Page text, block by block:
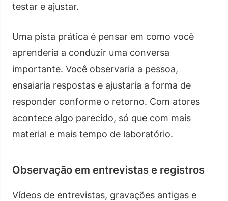
testar e ajustar.
Uma pista prática é pensar em como você
aprenderia a conduzir uma conversa
importante. Você observaria a pessoa,
ensaiaria respostas e ajustaria a forma de
responder conforme o retorno. Com atores
acontece algo parecido, só que com mais
material e mais tempo de laboratório.
Observação em entrevistas e registros
Vídeos de entrevistas, gravações antigas e